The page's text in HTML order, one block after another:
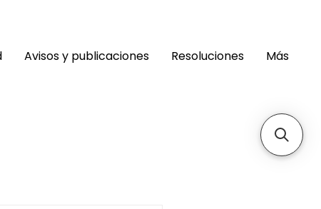
Avisos y publicaciones Resoluciones Más